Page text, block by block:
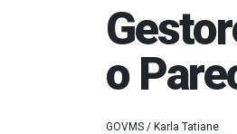
o
GOVMS / Karla Tatiane